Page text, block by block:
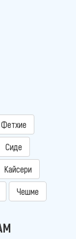
Фетхие
Сиде
Кайсери
Чешме